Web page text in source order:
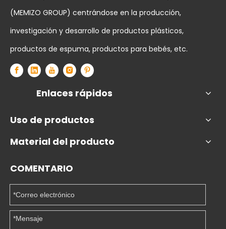
(MEMIZO GROUP) centrándose en la producción,
investigación y desarrollo de productos plásticos,
productos de espuma, productos para bebés, etc.
Enlaces rápidos
Uso de productos
Material del producto
COMENTARIO